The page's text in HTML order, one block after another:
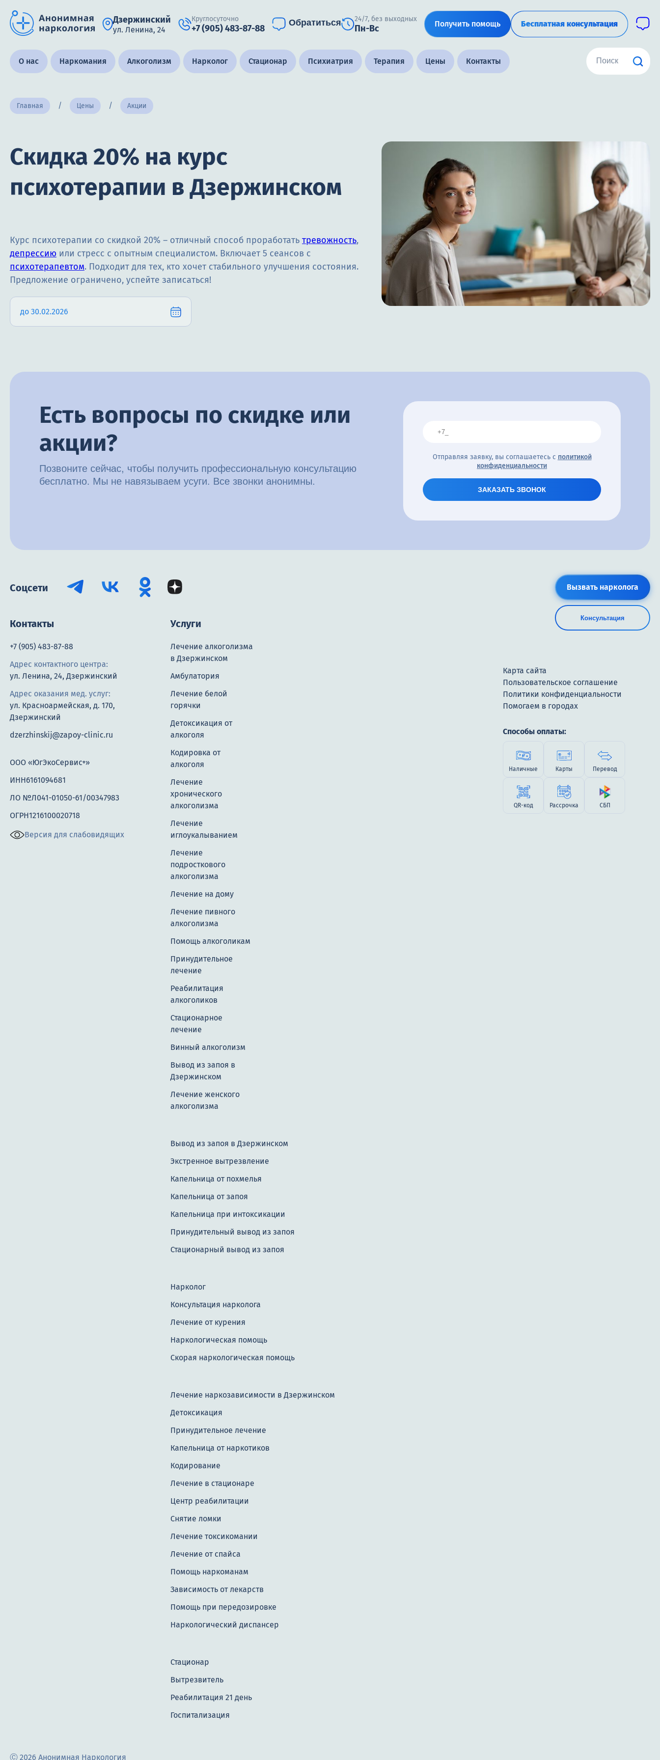
Дзержинский
ул. Ленина, 24
Круглосуточно
+7 (905) 483-87-88
Обратиться 24/7, без выходных
Пн-Вс Получить помощь Бесплатная консультация
Получить помощь специалиста
Круглосуточно, анонимно
О нас Наркомания Алкоголизм Нарколог Стационар Психиатрия Терапия Цены Контакты
Главная Цены Акции
Скидка 20% на курс
психотерапии в Дзержинском
Курс психотерапии со скидкой 20% – отличный способ проработать тревожность,
депрессию или стресс с опытным специалистом. Включает 5 сеансов с
психотерапевтом. Подходит для тех, кто хочет стабильного улучшения состояния.
Предложение ограничено, успейте записаться!
до 30.02.2026
Есть вопросы по скидке или
акции?
Позвоните сейчас, чтобы получить профессиональную консультацию
бесплатно. Мы не навязываем усуги. Все звонки анонимны.
Отправляя заявку, вы соглашаетесь с политикой
конфиденциальности
ЗАКАЗАТЬ ЗВОНОК
Соцсети Вызвать нарколога
Консультация
Карта сайта
Пользовательское соглашение
Политики конфиденциальности
Помогаем в городах
Способы оплаты:
Наличные Карты Перевод
QR-код Рассрочка СБП
Контакты
+7 (905) 483-87-88
Адрес контактного центра:
ул. Ленина, 24, Дзержинский
Адрес оказания мед. услуг:
ул. Красноармейская, д. 170,
Дзержинский
dzerzhinskij@zapoy-clinic.ru
ООО «ЮгЭкоСервис+»
ИНН6161094681
ЛО №Л041-01050-61/00347983
ОГРН1216100020718
Версия для слабовидящих
Услуги
Лечение алкоголизма
в Дзержинском
Амбулатория
Лечение белой
горячки
Детоксикация от
алкоголя
Кодировка от
алкоголя
Лечение
хронического
алкоголизма
Лечение
иглоукалыванием
Лечение
подросткового
алкоголизма
Лечение на дому
Лечение пивного
алкоголизма
Помощь алкоголикам
Принудительное
лечение
Реабилитация
алкоголиков
Стационарное
лечение
Винный алкоголизм
Вывод из запоя в
Дзержинском
Лечение женского
алкоголизма
Вывод из запоя в Дзержинском
Экстренное вытрезвление
Капельница от похмелья
Капельница от запоя
Капельница при интоксикации
Принудительный вывод из запоя
Стационарный вывод из запоя
Нарколог
Консультация нарколога
Лечение от курения
Наркологическая помощь
Скорая наркологическая помощь
Лечение наркозависимости в Дзержинском
Детоксикация
Принудительное лечение
Капельница от наркотиков
Кодирование
Лечение в стационаре
Центр реабилитации
Снятие ломки
Лечение токсикомании
Лечение от спайса
Помощь наркоманам
Зависимость от лекарств
Помощь при передозировке
Наркологический диспансер
Стационар
Вытрезвитель
Реабилитация 21 день
Госпитализация
Ⓒ 2026 Анонимная Наркология